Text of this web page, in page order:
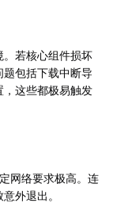
若核心组件损坏
包括下载中断导
这些都极易触发
网络要求极高。连
外退出。